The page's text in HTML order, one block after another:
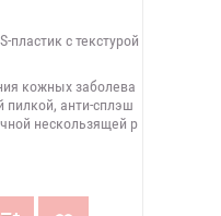
с текстурой
кожных заболева
пилкой, анти-сплэш
нескользящей р